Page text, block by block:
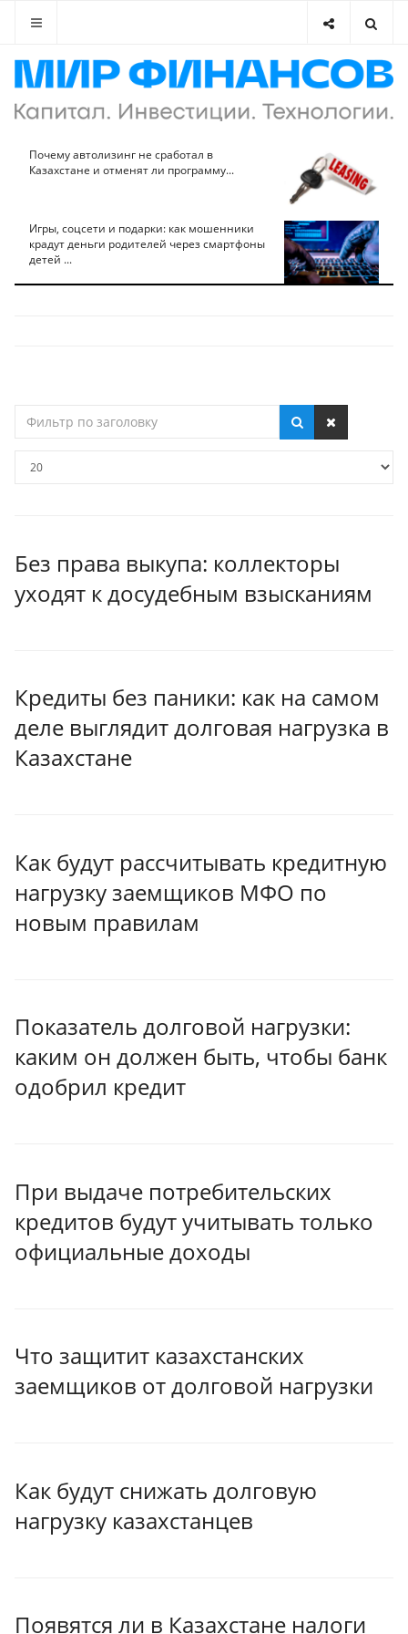
Почему автолизинг не сработал в
Казахстане и отменят ли программу...
Игры, соцсети и подарки: как мошенники
крадут деньги родителей через смартфоны
детей ...
по
Без права выкупа: коллекторы
уходят к досудебным взысканиям
Кредиты без паники: как на самом
деле выглядит долговая нагрузка в
Казахстане
Как будут рассчитывать кредитную
нагрузку заемщиков МФО по
новым правилам
Показатель долговой нагрузки:
каким он должен быть, чтобы банк
одобрил кредит
При выдаче потребительских
кредитов будут учитывать только
официальные доходы
Что защитит казахстанских
заемщиков от долговой нагрузки
Как будут снижать долговую
нагрузку казахстанцев
Появятся ли в Казахстане налоги